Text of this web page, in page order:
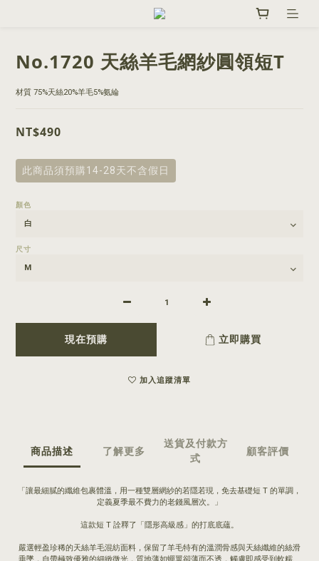
No.1720 天絲羊毛網紗圓領短T
材質 75%天絲20%羊毛5%氨綸
NT$490
此商品須預購14-28天不含假日
顏色
尺寸
現在預購 立即購買
加入追蹤清單
商品描述 了解更多
送貨及付款方
式
顧客評價
「讓最細膩的纖維包裹體溫，用一種雙層網紗的若隱若現，免去基礎短 T 的單調，
定義夏季最不費力的老錢風層次。」
這款短 T 詮釋了「隱形高級感」的打底底蘊。
嚴選輕盈珍稀的天絲羊毛混紡面料，保留了羊毛特有的溫潤骨感與天絲纖維的絲滑